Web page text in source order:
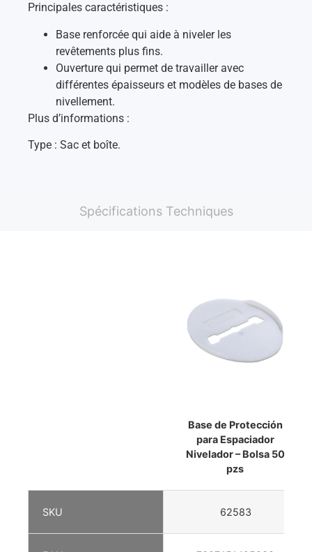
Spécifications Techniques
Principales caractéristiques :
Base renforcée qui aide à niveler les
revêtements plus fins.
Ouverture qui permet de travailler avec
différentes épaisseurs et modèles de bases de
nivellement.
Plus d’informations :
Type : Sac et boîte.
Base de Protección
para Espaciador
Nivelador – Bolsa 50
pzs
SKU 62583